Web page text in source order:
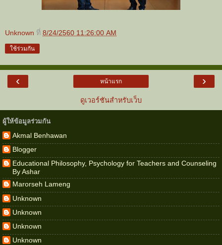
Unknown ที่ 8/24/2560 11:26:00 AM
ใช้ร่วมกัน
‹ ›
หน้าแรก
ดูเวอร์ชันสำหรับเว็บ
ผู้ให้ข้อมูลร่วมกัน
Akmal Benhawan
Blogger
Educational Philosophy, Psychology for Teachers and Counseling
By Ashar
Marorseh Lameng
Unknown
Unknown
Unknown
Unknown